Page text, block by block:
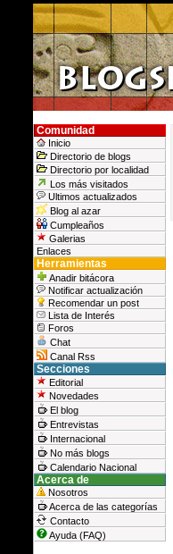
Comunidad
Inicio
Directorio de blogs
Directorio por localidad
Los más visitados
Ultimos actualizados
Blog al azar
Cumpleaños
Galerias
Enlaces
Herramientas
Anadir bitácora
Notificar actualización
Recomendar un post
Lista de Interés
Foros
Chat
Canal Rss
Secciones
Editorial
Novedades
El blog
Entrevistas
Internacional
No más blogs
Calendario Nacional
Acerca de
Nosotros
Acerca de las categorías
Contacto
Ayuda (FAQ)